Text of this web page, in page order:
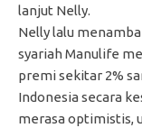
lanjut Nelly.
Nelly lalu
syariah Manulife
premi sekitar 2%
Indonesia secara
merasa optimistis,